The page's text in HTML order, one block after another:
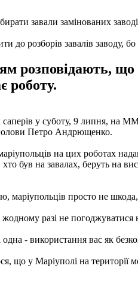
до розборів завалів заводу,
що
роботу.
у суботу, 9 липня, на
Петро Андрющенко.
маріупольців на цих роботах
був на завалах, беруть на
просто не
разі не погоджуватися
одна - використання вас як
що у Маріуполі на території